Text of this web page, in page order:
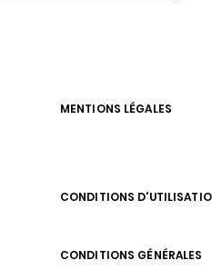
MENTIONS LÉGALES
CONDITIONS
CONDITIONS GÉNÉRALES